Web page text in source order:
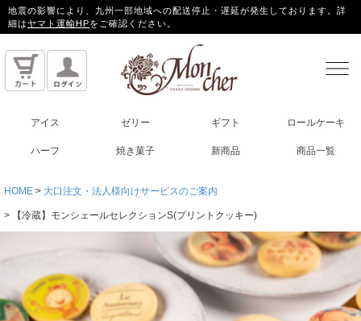
地震の影響により、九州一部地域への配送停止・遅延が発生しております。詳
細はヤマト運輸HPをご確認ください。
アイス ゼリー ギフト ロールケーキ
ハーフ 焼き菓子 新商品 商品一覧
HOME 大口注文・法人様向けサービスのご案内
【冷蔵】モンシェールセレクションS(プリントクッキー)